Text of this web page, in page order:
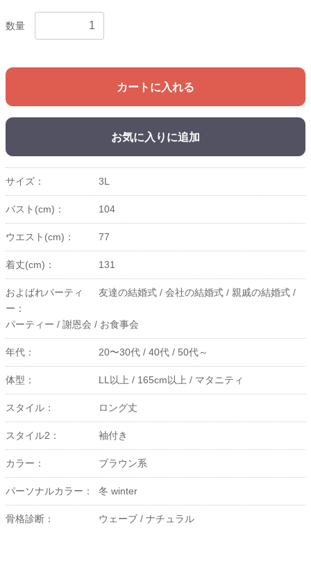
数量
カートに入れる
お気に入りに追加
サイズ： 3L
バスト(cm)： 104
ウエスト(cm)： 77
着丈(cm)： 131
およばれパーティ
ー：
友達の結婚式 / 会社の結婚式 / 親戚の結婚式 /
パーティー / 謝恩会 / お食事会
年代： 20〜30代 / 40代 / 50代～
体型： LL以上 / 165cm以上 / マタニティ
スタイル： ロング丈
スタイル2： 袖付き
カラー： ブラウン系
パーソナルカラー： 冬 winter
骨格診断： ウェーブ / ナチュラル